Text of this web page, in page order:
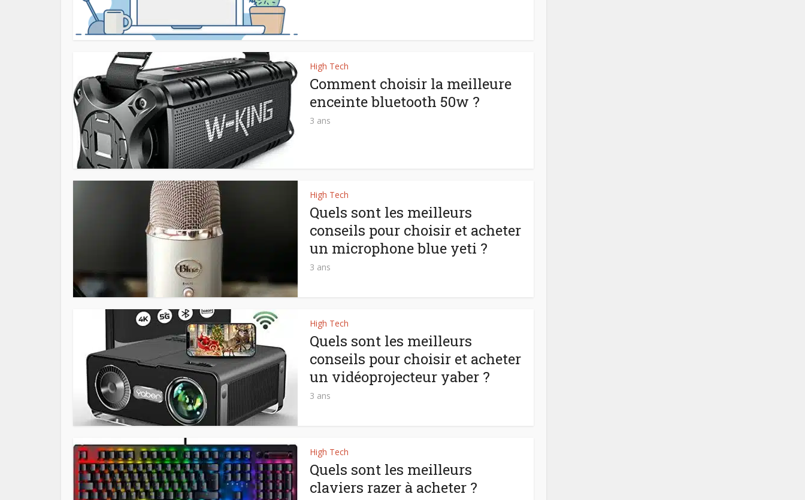
High Tech
Comment choisir la meilleure
enceinte bluetooth 50w ?
3 ans
High Tech
Quels sont les meilleurs
conseils pour choisir et acheter
un microphone blue yeti ?
3 ans
High Tech
Quels sont les meilleurs
conseils pour choisir et acheter
un vidéoprojecteur yaber ?
3 ans
High Tech
Quels sont les meilleurs
claviers razer à acheter ?